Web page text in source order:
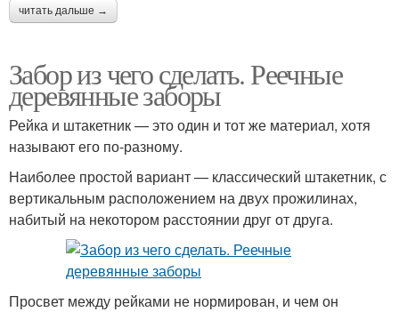
читать дальше →
Забор из чего сделать. Реечные
деревянные заборы
Рейка и штакетник — это один и тот же материал, хотя
называют его по-разному.
Наиболее простой вариант — классический штакетник, с
вертикальным расположением на двух прожилинах,
набитый на некотором расстоянии друг от друга.
Просвет между рейками не нормирован, и чем он